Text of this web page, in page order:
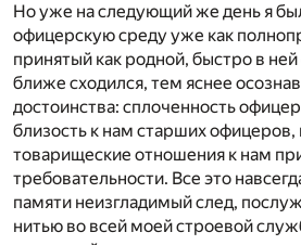
Но уже на следующий же день я
офицерскую среду уже как
принятый как родной, быстро в
ближе сходился, тем яснее
достоинства: сплоченность
близость к нам старших офицеров,
товарищеские отношения к нам
требовательности. Все это
памяти неизгладимый след,
нитью во всей моей строевой